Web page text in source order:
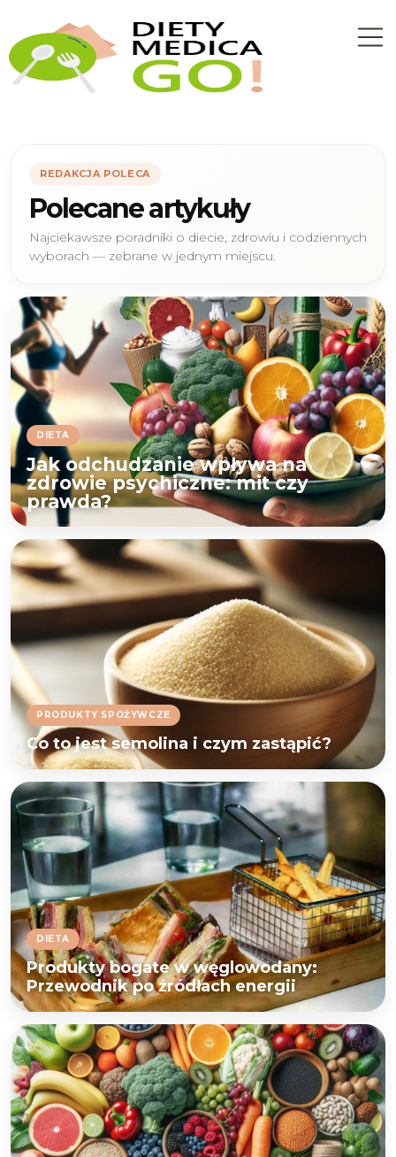
REDAKCJA POLECA
Polecane artykuły
Najciekawsze poradniki o diecie, zdrowiu i codziennych
wyborach — zebrane w jednym miejscu.
DIETA
Jak odchudzanie wpływa na
zdrowie psychiczne: mit czy
prawda?
PRODUKTY SPOŻYWCZE
Co to jest semolina i czym zastąpić?
DIETA
Produkty bogate w węglowodany:
Przewodnik po źródłach energii